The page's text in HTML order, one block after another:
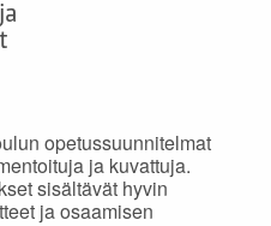
opetussuunnitelmat
ja kuvattuja.
sisältävät hyvin
ja osaamisen